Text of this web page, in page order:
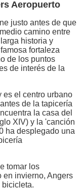
Aeropuerto
justo antes de que
camino entre
historia y
fortaleza
de los puntos
de interés de la
es el centro urbano
de la tapicería
la casa del
XIV) y la 'canción
ha desplegado una
tomar los
en invierno, Angers